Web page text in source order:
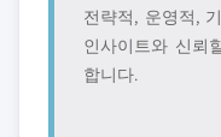
전략적, 운영적,
인사이트와 신뢰
합니다.